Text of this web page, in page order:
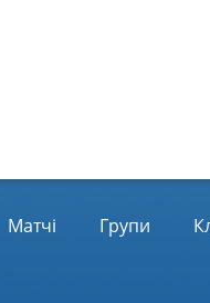
Матчі Групи